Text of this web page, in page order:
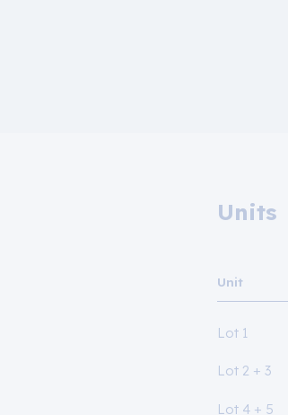
Units
Unit
Lot 1
Lot 2 + 3
Lot 4 + 5